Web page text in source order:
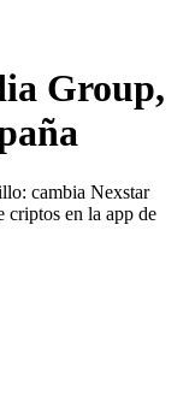
Group,
cambia Nexstar
criptos en la app de